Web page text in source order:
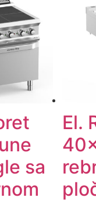
sa
El.